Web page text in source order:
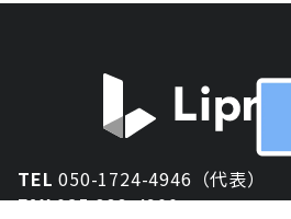
TEL050-1724-4946（代表）
FAX025-333-4900